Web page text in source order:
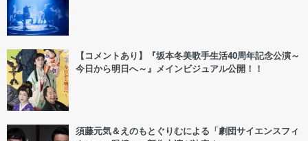
【コメントあり】『坂本冬美歌手生活40周年記念公演～
今日から明日へ～』メインビジュアル公開！！
須藤元気＆えのもとぐりむによる「劇団サイエンスフィ